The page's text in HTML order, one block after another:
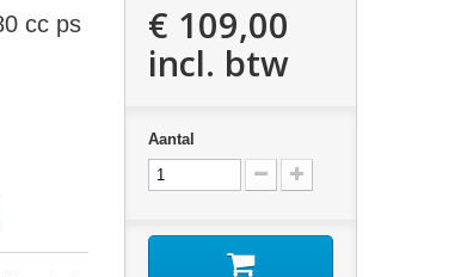
cc ps
€ 109,00
incl. btw
Aantal